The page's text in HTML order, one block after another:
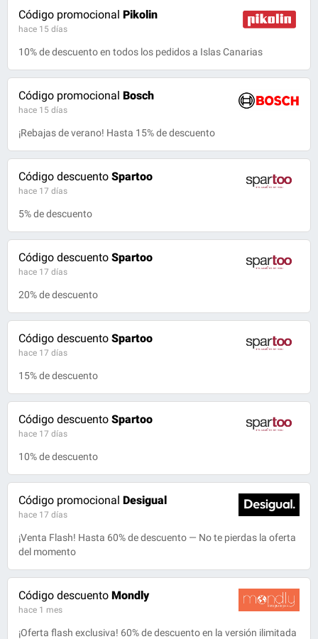
Código promocional Pikolin
hace 15 días
10% de descuento en todos los pedidos a Islas Canarias
Código promocional Bosch
hace 15 días
¡Rebajas de verano! Hasta 15% de descuento
Código descuento Spartoo
hace 17 días
5% de descuento
Código descuento Spartoo
hace 17 días
20% de descuento
Código descuento Spartoo
hace 17 días
15% de descuento
Código descuento Spartoo
hace 17 días
10% de descuento
Código promocional Desigual
hace 17 días
¡Venta Flash! Hasta 60% de descuento — No te pierdas la oferta
del momento
Código descuento Mondly
hace 1 mes
¡Oferta flash exclusiva! 60% de descuento en la versión ilimitada